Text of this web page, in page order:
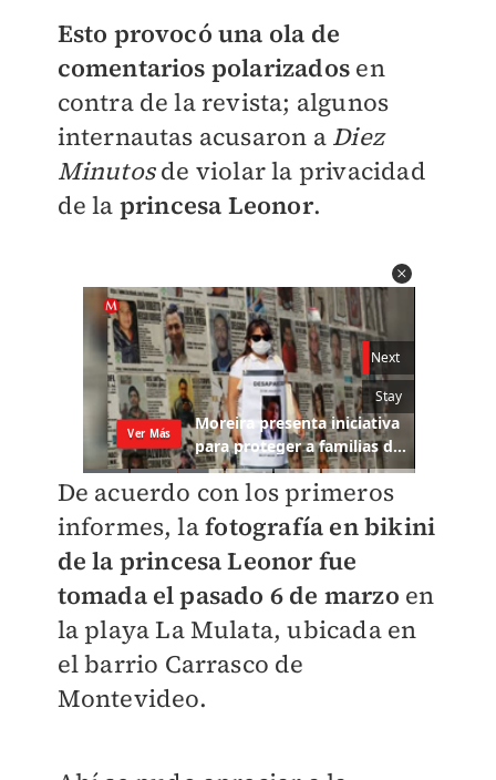
Esto provocó una ola de
comentarios polarizados en
contra de la revista; algunos
internautas acusaron a Diez
Minutosde violar la privacidad
de la princesa Leonor.
De acuerdo con los primeros
informes, lafotografía en bikini
de la princesa Leonor fue
tomada el pasado 6 de marzo en
la playa La Mulata, ubicada en
el barrio Carrasco de
Montevideo.